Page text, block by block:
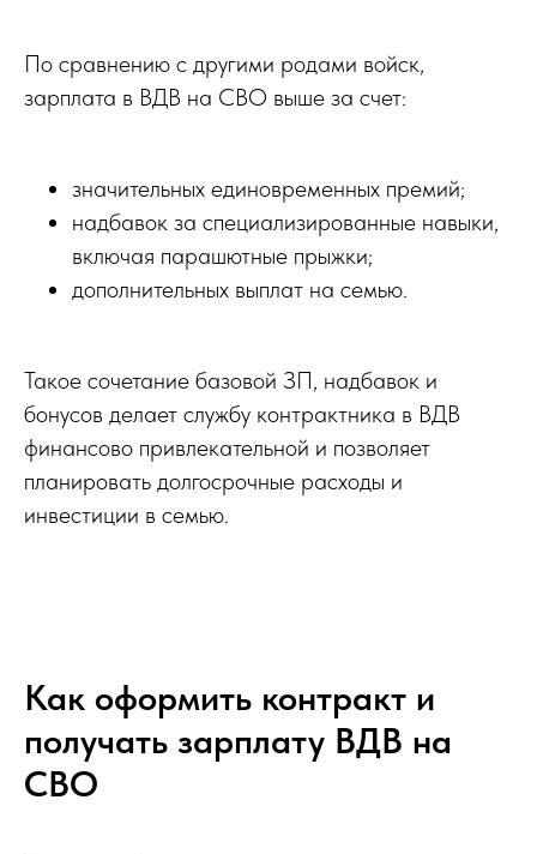
По сравнению с другими родами войск,
зарплата в ВДВ на СВО выше за счет:
значительных единовременных премий;
надбавок за специализированные навыки,
включая парашютные прыжки;
дополнительных выплат на семью.
Такое сочетание базовой ЗП, надбавок и
бонусов делает службу контрактника в ВДВ
финансово привлекательной и позволяет
планировать долгосрочные расходы и
инвестиции в семью.
Как оформить контракт и
получать зарплату ВДВ на
СВО